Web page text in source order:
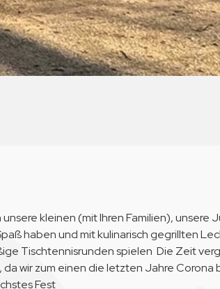
kleinen (mit Ihren Familien), unsere
haben und mit kulinarisch gegrillten
Tischtennisrunden spielen Die Zeit
wir zum einen die letzten Jahre Corona
Fest